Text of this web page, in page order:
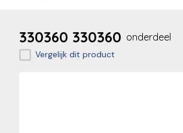
330360 330360 onderdeel
Vergelijk dit product